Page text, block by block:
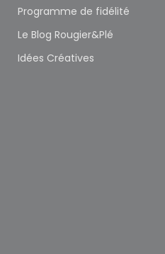
Programme de fidélité
Le Blog Rougier&Plé
Idées Créatives